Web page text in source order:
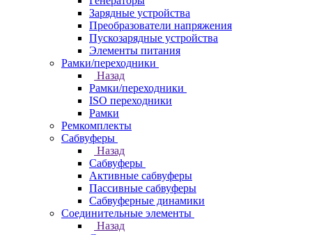
Зарядные устройства
Преобразователи напряжения
Пускозарядные устройства
Элементы питания
Рамки/переходники
Назад
Рамки/переходники
ISO переходники
Рамки
Ремкомплекты
Сабвуферы
Назад
Сабвуферы
Активные сабвуферы
Пассивные сабвуферы
Сабвуферные динамики
Соединительные элементы
Назад